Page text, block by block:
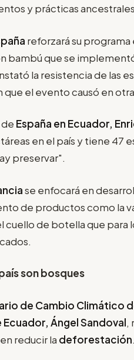
y prácticas
reforzará su
bambú que se
la resistencia de las
que el evento causó en
España en Ecuador,
en el país y tiene 47
preservar".
se enfocará en
de productos como la
cuello de botella que
son bosques
de Cambio Climático
Ángel Sandoval,
en reducir la deforestación.